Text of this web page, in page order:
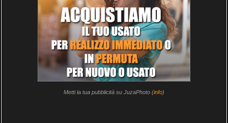
Metti la tua pubblicità su JuzaPhoto (info)